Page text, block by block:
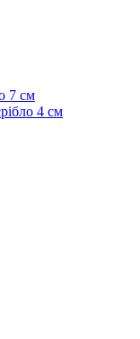
7 см
4 см